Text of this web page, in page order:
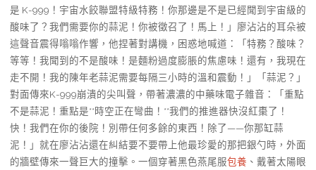
是 K-999！宇宙水餃聯盟特級特務！你那邊是不是已經聞到宇宙級的
酸味了？我們需要你的蒜泥！你被徵召了！馬上！」廖沾沾的耳朵被
這聲音震得嗡嗡作響，他捏著對講機，困惑地喊道：「特務？酸味？
等等！我聞到的不是酸味！是麵粉過度膨脹的焦慮味！還有，我現在
走不開！我的陳年老蒜泥需要每隔三小時的溫和震動！」「蒜泥？」
對面傳來K-999崩潰的尖叫聲，帶著濃濃的中藥味電子雜音：「重點
不是蒜泥！重點是**時空正在彎曲！**我們的推進器快沒紅棗了！
快！我們在你的後院！別帶任何多餘的東西！除了——你那缸蒜
泥！」就在廖沾沾還在糾結要不要帶上他最珍愛的那把銀勺時，外面
的牆壁傳來一聲巨大的撞擊。一個穿著黑色燕尾服包養 、戴著太陽眼